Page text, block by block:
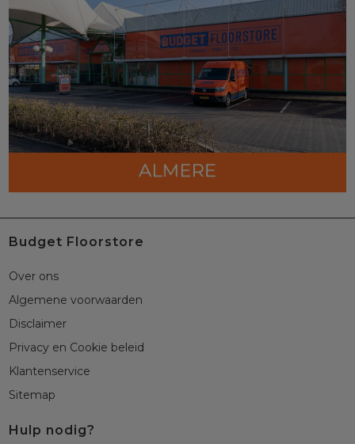
Budget Floorstore
Over ons
Algemene voorwaarden
Disclaimer
Privacy en Cookie beleid
Klantenservice
Sitemap
Hulp nodig?